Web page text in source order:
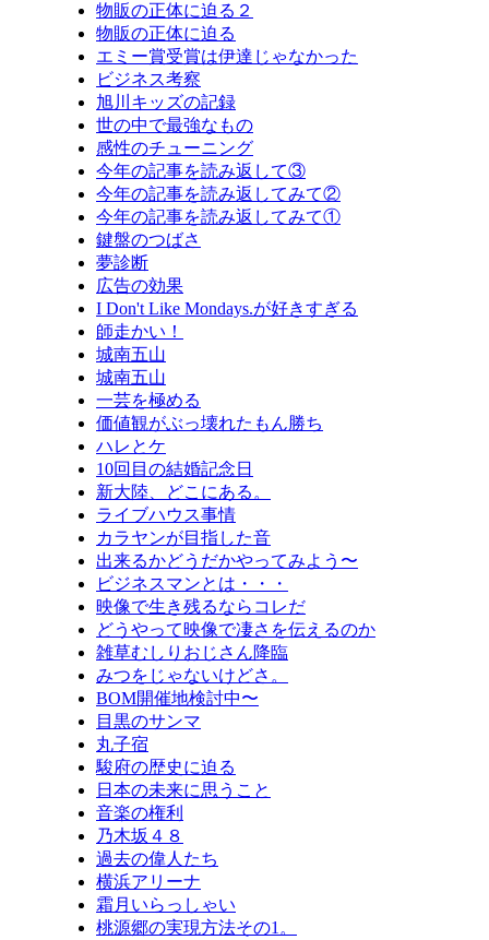
物販の正体に迫る２
物販の正体に迫る
エミー賞受賞は伊達じゃなかった
ビジネス考察
旭川キッズの記録
世の中で最強なもの
感性のチューニング
今年の記事を読み返して③
今年の記事を読み返してみて②
今年の記事を読み返してみて①
鍵盤のつばさ
夢診断
広告の効果
I Don't Like Mondays.が好きすぎる
師走かい！
城南五山
城南五山
一芸を極める
価値観がぶっ壊れたもん勝ち
ハレとケ
10回目の結婚記念日
新大陸、どこにある。
ライブハウス事情
カラヤンが目指した音
出来るかどうだかやってみよう〜
ビジネスマンとは・・・
映像で生き残るならコレだ
どうやって映像で凄さを伝えるのか
雑草むしりおじさん降臨
みつをじゃないけどさ。
BOM開催地検討中〜
目黒のサンマ
丸子宿
駿府の歴史に迫る
日本の未来に思うこと
音楽の権利
乃木坂４８
過去の偉人たち
横浜アリーナ
霜月いらっしゃい
桃源郷の実現方法その1。